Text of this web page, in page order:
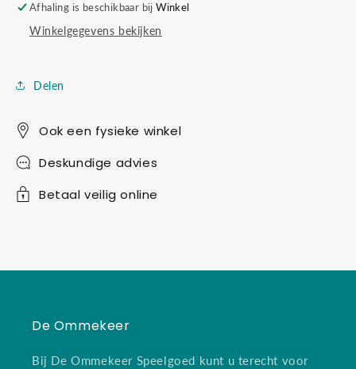
Afhaling is beschikbaar bijWinkel
Winkelgegevens bekijken
Delen
Ook een fysieke winkel
Deskundige advies
Betaal veilig online
De Ommekeer
Bij De Ommekeer Speelgoed kunt u terecht voor